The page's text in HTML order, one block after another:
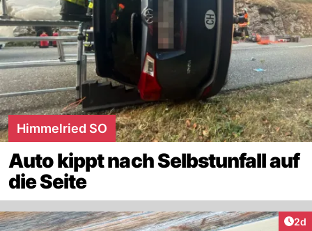
Himmelried SO
Auto kippt nach Selbstunfall auf
die Seite
2d